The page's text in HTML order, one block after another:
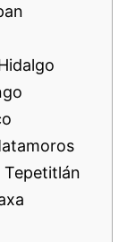
Tepetitlán